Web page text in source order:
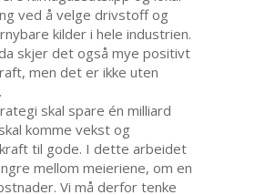
ved å velge drivstoff og
kilder i hele industrien.
skjer det også mye positivt
men det er ikke uten
skal spare én milliard
komme vekst og
til gode. I dette arbeidet
mellom meieriene, om en
Vi må derfor tenke